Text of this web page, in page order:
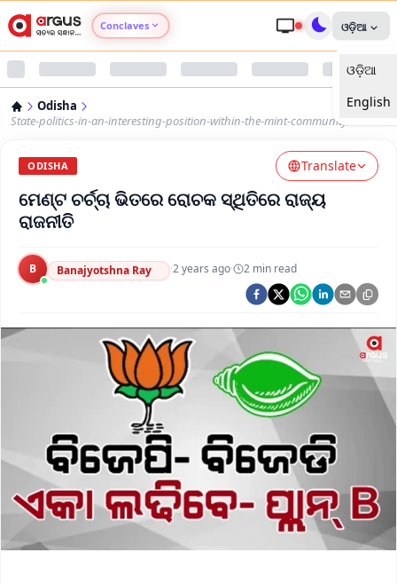
Conclaves
Argus Nari Shakti
Argus Health Connect
Argus Swaad Odisha
Argus Chalo Dekhein Apna Desh
ଓଡ଼ିଆ
ଓଡ଼ିଆ
English
Odisha
State-politics-in-an-interesting-position-within-the-mint-community
ODISHA Translate
ମେଣ୍ଟ ଚର୍ଚ୍ଚା ଭିତରେ ରୋଚକ ସ୍ଥିତିରେ ରାଜ୍ୟ
ରାଜନୀତି
B Banajyotshna Ray ·2 years ago· 2 min read